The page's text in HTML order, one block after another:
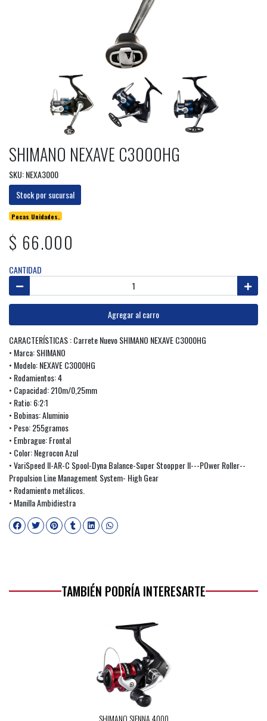
SHIMANO NEXAVE C3000HG
SKU: NEXA3000
Stock por sucursal
Pocas Unidades.
$ 66.000
CANTIDAD
Agregar al carro
CARACTERÍSTICAS : Carrete Nuevo SHIMANO NEXAVE C3000HG
• Marca: SHIMANO
• Modelo: NEXAVE C3000HG
• Rodamientos: 4
• Capacidad: 210m/0,25mm
• Ratio: 6:2:1
• Bobinas: Aluminio
• Peso: 255gramos
• Embrague: Frontal
• Color: Negrocon Azul
• VariSpeed II-AR-C Spool-Dyna Balance-Super Stoopper II---POwer Roller--
Propulsion Line Management System- High Gear
• Rodamiento metálicos.
• Manilla Ambidiestra
TAMBIÉN PODRÍA INTERESARTE
SHIMANO SIENNA 4000